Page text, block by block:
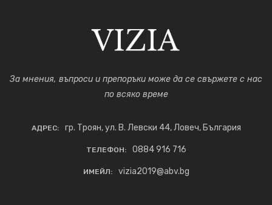
За мнения, въпроси и препоръки може да се свържете с нас
по всяко време
АДРЕС: гр. Троян, ул. В. Левски 44, Ловеч, България
ТЕЛЕФОН: 0884 916 716
ИМЕЙЛ: vizia2019@abv.bg